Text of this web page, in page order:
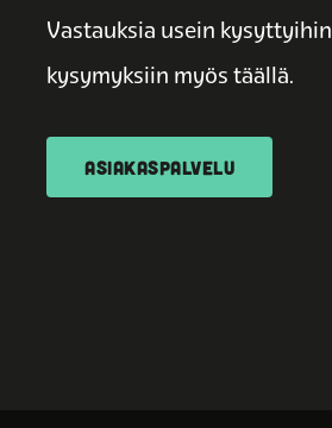
Vastauksia usein kysyttyihin
kysymyksiin myös täällä.
ASIAKASPALVELU